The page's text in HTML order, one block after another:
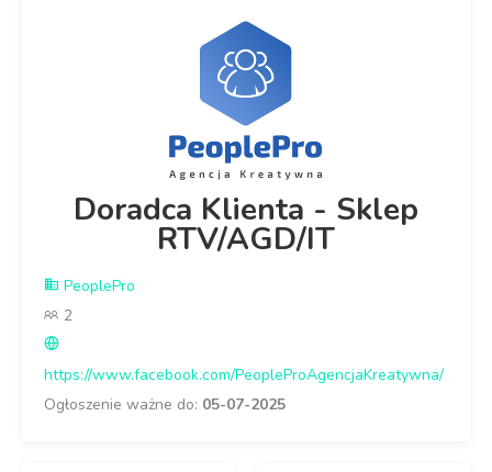
Doradca Klienta - Sklep
RTV/AGD/IT
PeoplePro
2
https://www.facebook.com/PeopleProAgencjaKreatywna/
Ogłoszenie ważne do: 05-07-2025